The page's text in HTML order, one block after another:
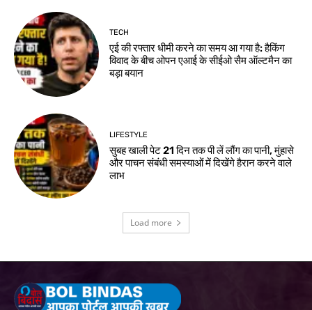
TECH
एई की रफ्तार धीमी करने का समय आ गया है: हैकिंग
विवाद के बीच ओपन एआई के सीईओ सैम ऑल्टमैन का
बड़ा बयान
LIFESTYLE
सुबह खाली पेट 21 दिन तक पी लें लौंग का पानी, मुंहासे
और पाचन संबंधी समस्याओं में दिखेंगे हैरान करने वाले
लाभ
Load more